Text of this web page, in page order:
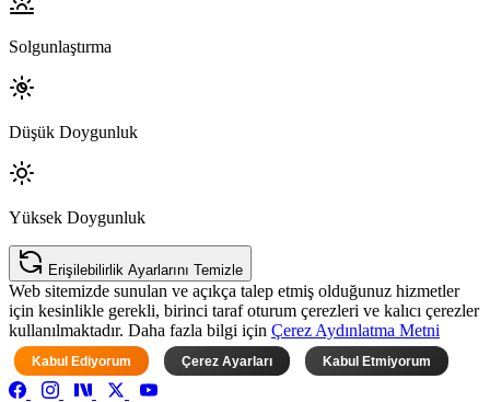
Solgunlaştırma
Düşük Doygunluk
Yüksek Doygunluk
Erişilebilirlik Ayarlarını Temizle
Web sitemizde sunulan ve açıkça talep etmiş olduğunuz hizmetler
için kesinlikle gerekli, birinci taraf oturum çerezleri ve kalıcı çerezler
kullanılmaktadır. Daha fazla bilgi için Çerez Aydınlatma Metni
Kabul Ediyorum Çerez Ayarları Kabul Etmiyorum